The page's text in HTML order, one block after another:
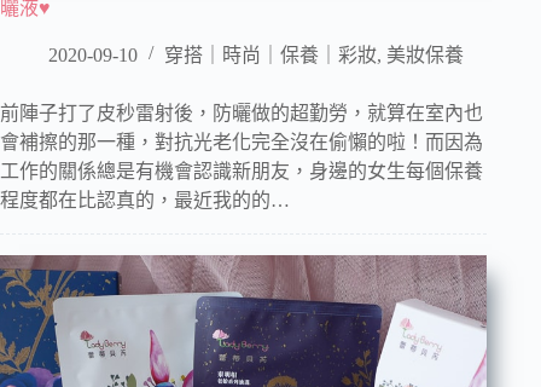
曬液♥
2020-09-10 穿搭｜時尚｜保養｜彩妝, 美妝保養
前陣子打了皮秒雷射後，防曬做的超勤勞，就算在室內也
會補擦的那一種，對抗光老化完全沒在偷懶的啦！而因為
工作的關係總是有機會認識新朋友，身邊的女生每個保養
程度都在比認真的，最近我的的…